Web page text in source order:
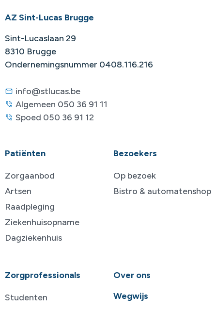
AZ Sint-Lucas Brugge
Sint-Lucaslaan 29
8310 Brugge
Ondernemingsnummer 0408.116.216
info@stlucas.be
Algemeen 050 36 91 11
Spoed 050 36 91 12
Patiënten
Zorgaanbod
Artsen
Raadpleging
Ziekenhuisopname
Dagziekenhuis
Bezoekers
Op bezoek
Bistro & automatenshop
Zorgprofessionals
Studenten
Over ons
Wegwijs